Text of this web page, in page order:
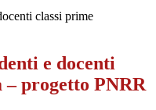
classi prime
e docenti
– progetto PNRR